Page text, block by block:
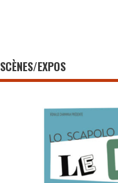
SCÈNES/EXPOS